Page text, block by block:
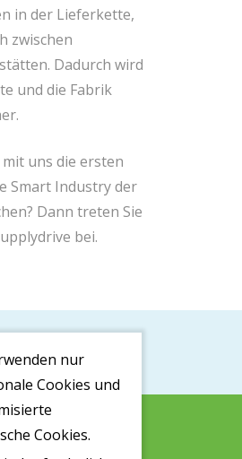
in der Lieferkette,
zwischen
Dadurch wird
und die Fabrik
uns die ersten
Smart Industry der
Dann treten Sie
bei.
nur
Cookies und
Cookies.